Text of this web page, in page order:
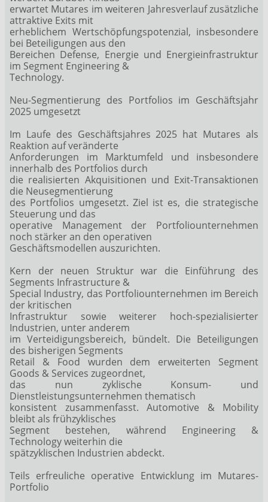
erwartet Mutares im weiteren Jahresverlauf zusätzliche
attraktive Exits mit
erheblichem Wertschöpfungspotenzial, insbesondere
bei Beteiligungen aus den
Bereichen Defense, Energie und Energieinfrastruktur
im Segment Engineering &
Technology.
Neu-Segmentierung des Portfolios im Geschäftsjahr
2025 umgesetzt
Im Laufe des Geschäftsjahres 2025 hat Mutares als
Reaktion auf veränderte
Anforderungen im Marktumfeld und insbesondere
innerhalb des Portfolios durch
die realisierten Akquisitionen und Exit-Transaktionen
die Neusegmentierung
des Portfolios umgesetzt. Ziel ist es, die strategische
Steuerung und das
operative Management der Portfoliounternehmen
noch stärker an den operativen
Geschäftsmodellen auszurichten.
Kern der neuen Struktur war die Einführung des
Segments Infrastructure &
Special Industry, das Portfoliounternehmen im Bereich
der kritischen
Infrastruktur sowie weiterer hoch-spezialisierter
Industrien, unter anderem
im Verteidigungsbereich, bündelt. Die Beteiligungen
des bisherigen Segments
Retail & Food wurden dem erweiterten Segment
Goods & Services zugeordnet,
das nun zyklische Konsum- und
Dienstleistungsunternehmen thematisch
konsistent zusammenfasst. Automotive & Mobility
bleibt als frühzyklisches
Segment bestehen, während Engineering &
Technology weiterhin die
spätzyklischen Industrien abdeckt.
Teils erfreuliche operative Entwicklung im Mutares-
Portfolio